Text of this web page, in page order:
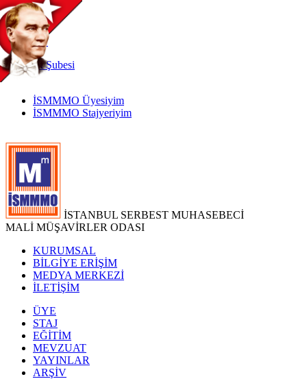
TR
|
EN
İnternetŞubesi
İSMMMO Üyesiyim
İSMMMO Stajyeriyim
İSTANBUL SERBEST MUHASEBECİ
MALİ MÜŞAVİRLER ODASI
KURUMSAL
BİLGİYE ERİŞİM
MEDYA MERKEZİ
İLETİŞİM
ÜYE
STAJ
EĞİTİM
MEVZUAT
YAYINLAR
ARŞİV